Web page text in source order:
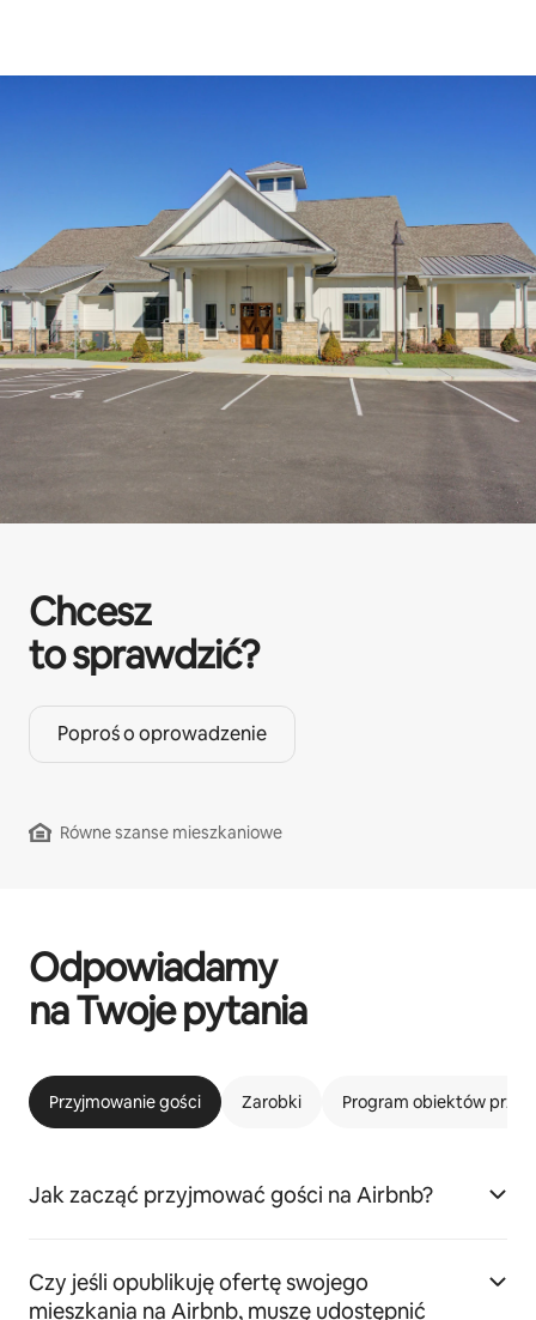
Chcesz
to sprawdzić?
Poproś o oprowadzenie
Równe szanse mieszkaniowe
Odpowiadamy
na Twoje pytania
Przyjmowanie gości Zarobki Program obiektów
Jak zacząć przyjmować gości na Airbnb?
Czy jeśli opublikuję ofertę swojego
mieszkania na Airbnb, muszę udostępnić